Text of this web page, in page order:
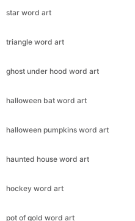
star word art
triangle word art
ghost under hood word art
halloween bat word art
halloween pumpkins word art
haunted house word art
hockey word art
pot of gold word art